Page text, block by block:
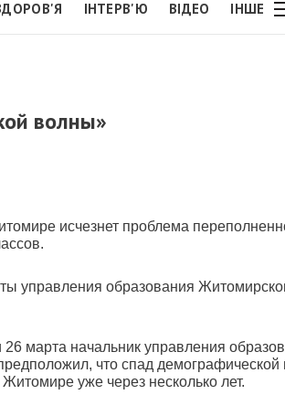
ІНТЕРВ'Ю ВІДЕО ІНШЕ
волны»
исчезнет проблема
управления образования
марта начальник управления
что спад демографической
Житомире уже через несколько лет.